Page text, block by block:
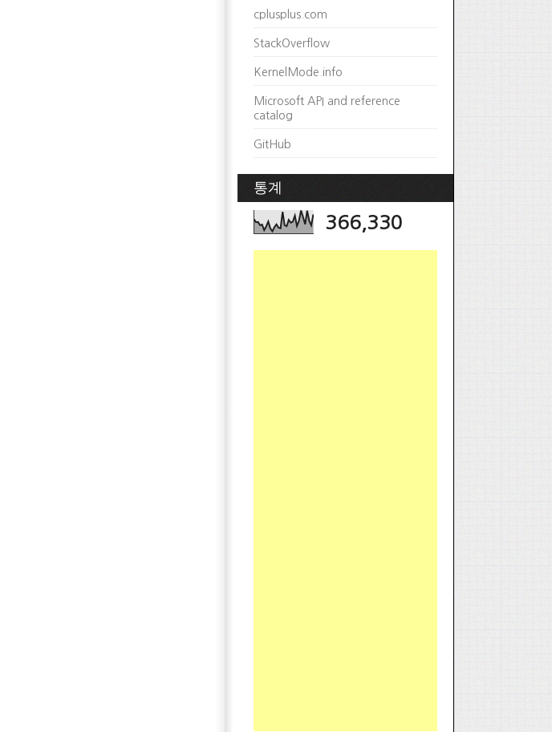
cplusplus.com
StackOverflow
KernelMode.info
Microsoft API and reference
catalog
GitHub
통계
366,330